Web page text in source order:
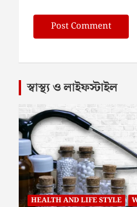
স্বাস্থ্য ও লাইফস্টাইল
HEALTH AND LIFE STYLE